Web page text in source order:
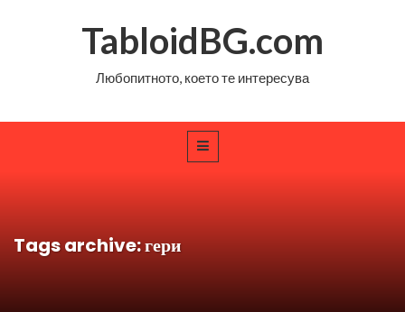
TabloidBG.com
Любопитното, което те интересува
Tags archive: гери